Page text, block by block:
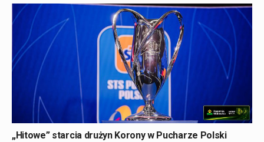
„Hitowe” starcia drużyn Korony w Pucharze Polski